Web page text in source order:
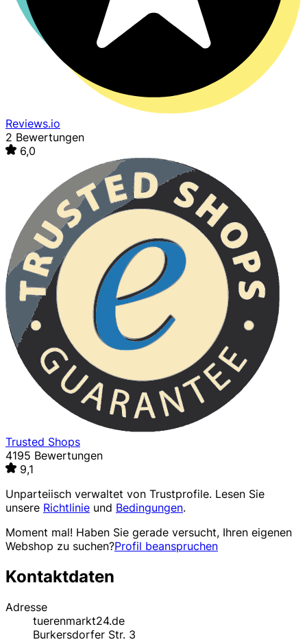
Reviews.io
2 Bewertungen
6,0
Trusted Shops
4195 Bewertungen
9,1
Unparteiisch verwaltet von Trustprofile. Lesen Sie
unsere Richtlinie und Bedingungen.
Moment mal! Haben Sie gerade versucht, Ihren eigenen
Webshop zu suchen?Profil beanspruchen
Kontaktdaten
Adresse
tuerenmarkt24.de
Burkersdorfer Str. 3